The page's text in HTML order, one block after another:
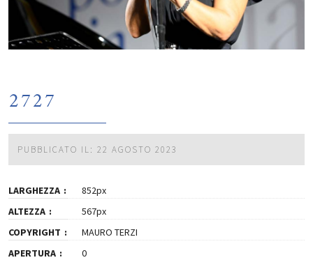
2727
PUBBLICATO IL: 22 AGOSTO 2023
LARGHEZZA
852px
ALTEZZA
567px
COPYRIGHT
MAURO TERZI
APERTURA
0